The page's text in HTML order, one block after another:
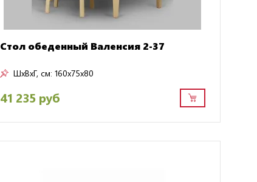
Стол обеденный Валенсия 2-37
ШxВxГ, см: 160x75x80
41 235 руб